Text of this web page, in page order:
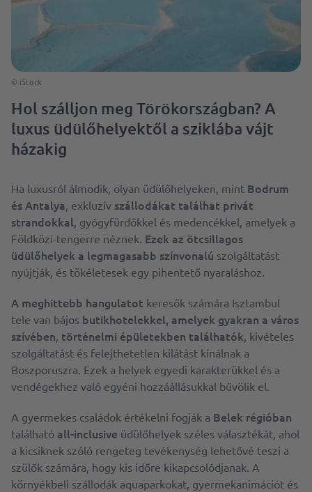
© iStock
Hol szálljon meg Törökországban? A
luxus üdülőhelyektől a sziklába vájt
házakig
Ha luxusról álmodik, olyan üdülőhelyeken, mint Bodrum
és Antalya, exkluzív szállodákat találhat privát
strandokkal, gyógyfürdőkkel és medencékkel, amelyek a
Földközi-tengerre néznek. Ezek az ötcsillagos
üdülőhelyek a legmagasabb színvonalú szolgáltatást
nyújtják, és tökéletesek egy pihentető nyaraláshoz.
A meghittebb hangulatot keresők számára Isztambul
tele van bájos butikhotelekkel, amelyek gyakran a város
szívében, történelmi épületekben találhatók, kivételes
szolgáltatást és felejthetetlen kilátást kínálnak a
Boszporuszra. Ezek a helyek egyedi karakterükkel és a
vendégekhez való egyéni hozzáállásukkal bűvölik el.
A gyermekes családok értékelni fogják a Belek régióban
található all-inclusive üdülőhelyek széles választékát, ahol
a kicsiknek szóló rengeteg tevékenység lehetővé teszi a
szülők számára, hogy kis időre kikapcsolódjanak. A
környékbeli szállodák aquaparkokat, gyermekanimációt és